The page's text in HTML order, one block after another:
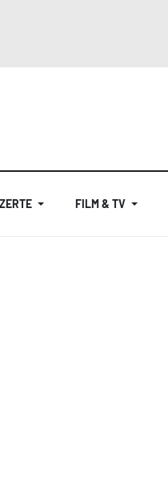
FILM & TV